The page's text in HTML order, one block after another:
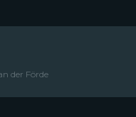
der Förde